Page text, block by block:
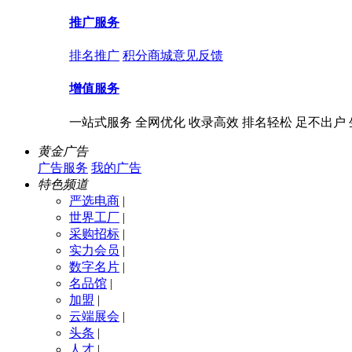
推广服务
排名推广 积分商城意见反馈
增值服务
一站式服务 全网优化 收录高效 排名轻松 足不出户
黄金广告
广告服务 我的广告
特色频道
严选电商 |
世界工厂 |
采购招标 |
实力会员 |
数字名片 |
名品馆 |
加盟 |
云端展会 |
头条 |
人才 |